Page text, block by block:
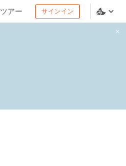
ツアー サインイン